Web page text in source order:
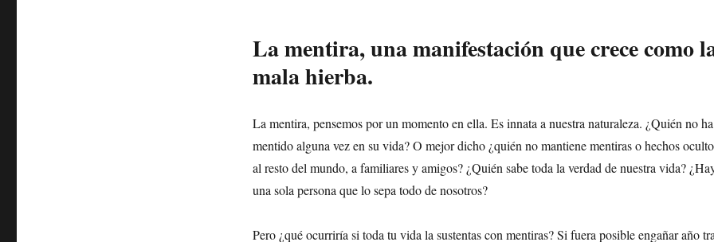
La mentira, una manifestación que crece como
mala hierba.
La mentira, pensemos por un momento en ella. Es innata a nuestra naturaleza. ¿Quién no ha
mentido alguna vez en su vida? O mejor dicho ¿quién no mantiene mentiras o hechos
al resto del mundo, a familiares y amigos? ¿Quién sabe toda la verdad de nuestra vida?
una sola persona que lo sepa todo de nosotros?
Pero ¿qué ocurriría si toda tu vida la sustentas con mentiras? Si fuera posible engañar año